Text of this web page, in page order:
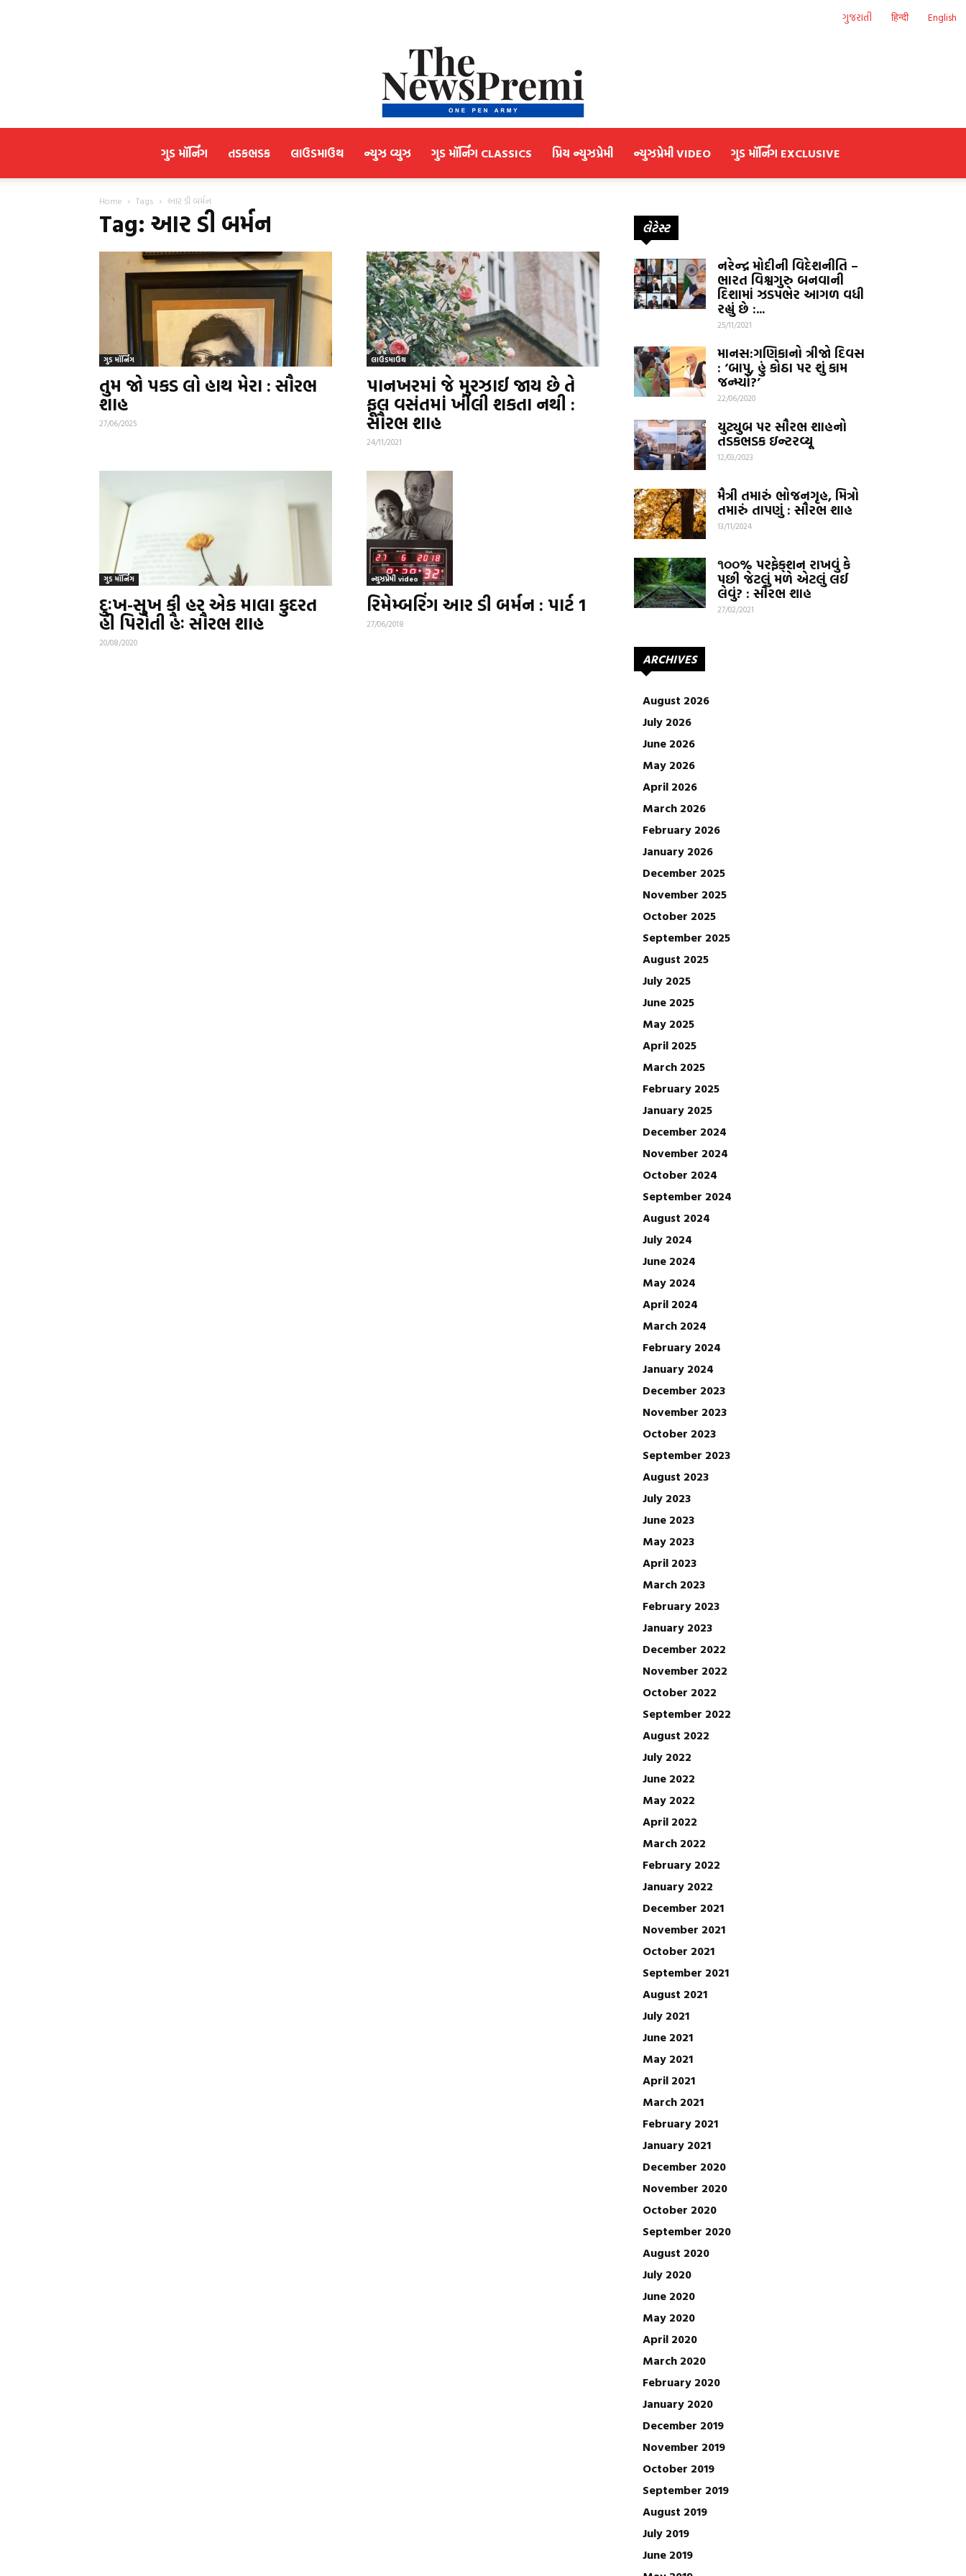
ગુજરાતી हिन्दी English
Gujarati
ગુડ મૉર્નિંગ તડકભડક લાઉડમાઉથ ન્યુઝ વ્યુઝ ગુડ મૉર્નિંગ CLASSICS પ્રિય ન્યુઝપ્રેમી ન્યુઝપ્રેમી VIDEO ગુડ મૉર્નિંગ EXCLUSIVE
Home Tags આર ડી બર્મન
Tag: આર ડી બર્મન
ગુડ મૉર્નિંગ
તુમ જો પકડ લો હાથ મેરા : સૌરભ
શાહ
27/06/2025
લાઉડમાઉથ
પાનખરમાં જે મુરઝાઈ જાય છે તે
ફૂલ વસંતમાં ખીલી શકતા નથી :
સૌરભ શાહ
24/11/2021
ગુડ મૉર્નિંગ
દુઃખ-સુખ કી હર એક માલા કુદરત
હી પિરોતી હૈઃ સૌરભ શાહ
20/08/2020
ન્યુઝપ્રેમી video
રિમેમ્બરિંગ આર ડી બર્મન : પાર્ટ 1
27/06/2018
લેટેસ્ટ
નરેન્દ્ર મોદીની વિદેશનીતિ –
ભારત વિશ્વગુરુ બનવાની
દિશામાં ઝડપભેર આગળ વધી
રહ્યું છે :...
25/11/2021
માનસ:ગણિકાનો ત્રીજો દિવસ
: ‘બાપુ, હું કોઠા પર શું કામ
જન્મ્યો?’
22/06/2020
યુટ્યુબ પર સૌરભ શાહનો
તડકભડક ઇન્ટરવ્યૂ
12/03/2023
મૈત્રી તમારું ભોજનગૃહ, મિત્રો
તમારું તાપણું : સૌરભ શાહ
13/11/2024
૧૦૦% પરફેક્‌શન રાખવું કે
પછી જેટલું મળે એટલું લઈ
લેવું? : સૌરભ શાહ
27/02/2021
ARCHIVES
August 2026
July 2026
June 2026
May 2026
April 2026
March 2026
February 2026
January 2026
December 2025
November 2025
October 2025
September 2025
August 2025
July 2025
June 2025
May 2025
April 2025
March 2025
February 2025
January 2025
December 2024
November 2024
October 2024
September 2024
August 2024
July 2024
June 2024
May 2024
April 2024
March 2024
February 2024
January 2024
December 2023
November 2023
October 2023
September 2023
August 2023
July 2023
June 2023
May 2023
April 2023
March 2023
February 2023
January 2023
December 2022
November 2022
October 2022
September 2022
August 2022
July 2022
June 2022
May 2022
April 2022
March 2022
February 2022
January 2022
December 2021
November 2021
October 2021
September 2021
August 2021
July 2021
June 2021
May 2021
April 2021
March 2021
February 2021
January 2021
December 2020
November 2020
October 2020
September 2020
August 2020
July 2020
June 2020
May 2020
April 2020
March 2020
February 2020
January 2020
December 2019
November 2019
October 2019
September 2019
August 2019
July 2019
June 2019